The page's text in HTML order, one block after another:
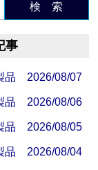
検 索
事
品 2026/08/07
品 2026/08/06
品 2026/08/05
品 2026/08/04